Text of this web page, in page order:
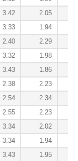
3.42 2.05
3.33 1.94
2.40 2.29
3.32 1.98
3.43 1.86
2.38 2.23
2.54 2.34
2.55 2.23
3.34 2.02
3.34 1.94
3.43 1.95